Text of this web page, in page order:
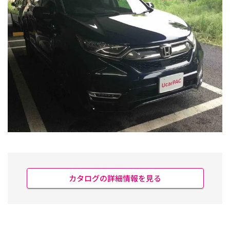
カタログの詳細情報を見る